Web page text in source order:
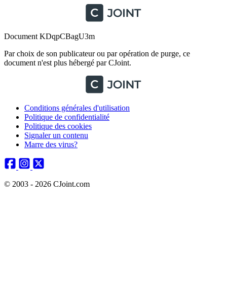
Document KDqpCBagU3m
Par choix de son publicateur ou par opération de purge, ce
document n'est plus hébergé par CJoint.
Conditions générales d'utilisation
Politique de confidentialité
Politique des cookies
Signaler un contenu
Marre des virus?
© 2003 - 2026 CJoint.com